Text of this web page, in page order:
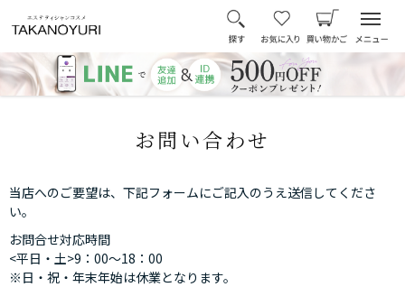
お問い合わせ
当店へのご要望は、下記フォームにご記入のうえ送信してくださ
い。
お問合せ対応時間
<平日・土>9：00～18：00
※日・祝・年末年始は休業となります。